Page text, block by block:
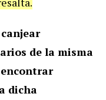
de la misma
dicha